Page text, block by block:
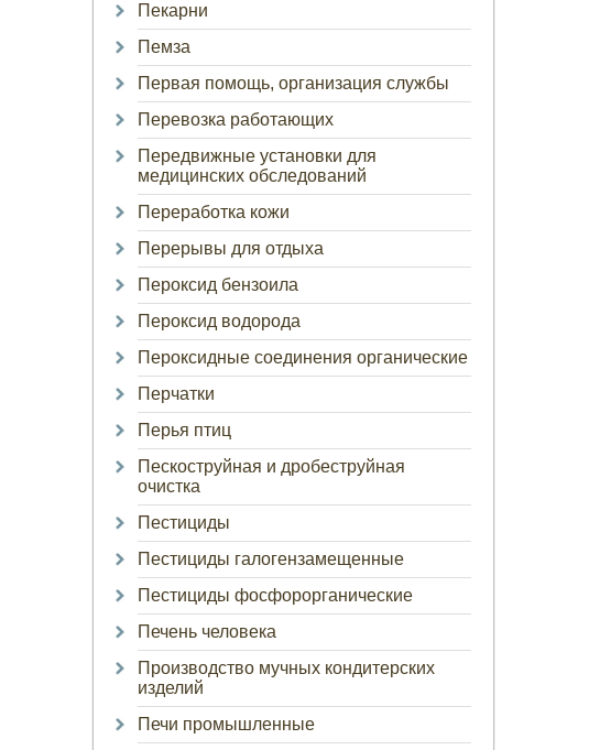
Пекарни
Пемза
Первая помощь, организация службы
Перевозка работающих
Передвижные установки для
медицинских обследований
Переработка кожи
Перерывы для отдыха
Пероксид бензоила
Пероксид водорода
Пероксидные соединения органические
Перчатки
Перья птиц
Пескоструйная и дробеструйная
очистка
Пестициды
Пестициды галогензамещенные
Пестициды фосфорорганические
Печень человека
Производство мучных кондитерских
изделий
Печи промышленные